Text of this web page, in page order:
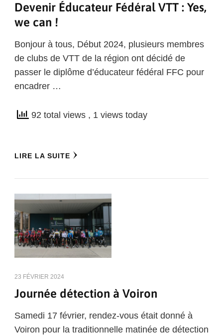
Devenir Éducateur Fédéral VTT : Yes,
we can !
Bonjour à tous, Début 2024, plusieurs membres
de clubs de VTT de la région ont décidé de
passer le diplôme d’éducateur fédéral FFC pour
encadrer …
92 total views , 1 views today
LIRE LA SUITE
23 FÉVRIER 2024
Journée détection à Voiron
Samedi 17 février, rendez-vous était donné à
Voiron pour la traditionnelle matinée de détection